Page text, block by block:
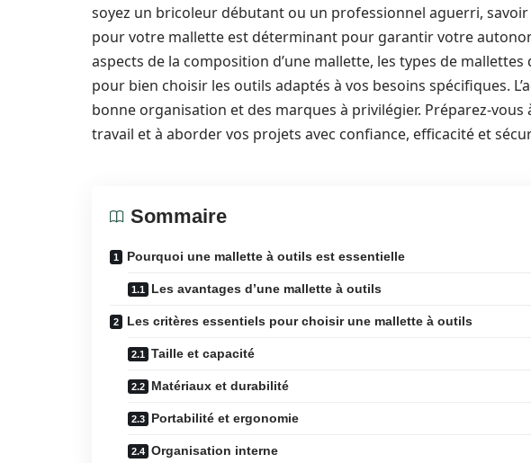
soyez un bricoleur débutant ou un professionnel aguerri,
pour votre mallette est déterminant pour garantir votre
aspects de la composition d’une mallette, les types de
pour bien choisir les outils adaptés à vos besoins spécifiques.
bonne organisation et des marques à privilégier. Préparez-
travail et à aborder vos projets avec confiance, efficacité et
Sommaire
Pourquoi une mallette à outils est essentielle
Les avantages d’une mallette à outils
Les critères essentiels pour choisir une mallette à outils
Taille et capacité
Matériaux et durabilité
Portabilité et ergonomie
Organisation interne